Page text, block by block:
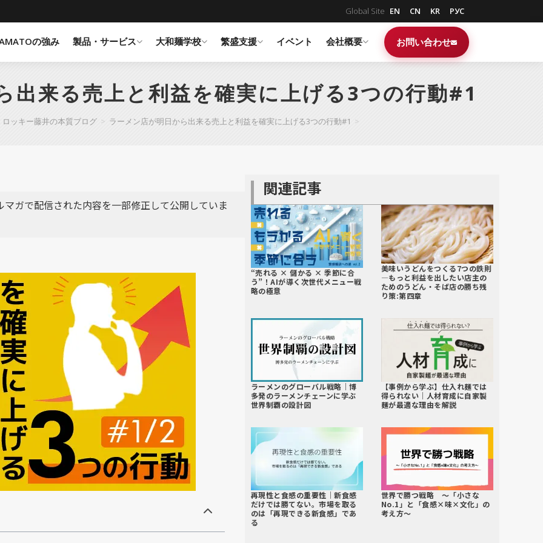
Global Site EN CN KR РУС
の強み 製品・サービス 大和麺学校 繁盛支援 イベント 会社概要 お問い合わせ
出来る売上と利益を確実に上げる3つの行動#1
ロッキー藤井の本質ブログ > ラーメン店が明日から出来る売上と利益を確実に上げる3つの行動#1 >
ガで配信された内容を一部修正して公開していま
関連記事
“売れる × 儲かる × 季節に合
う”！AIが導く次世代メニュー戦
略の極意
美味いうどんをつくる7つの鉄則
―もっと利益を出したい店主の
ためのうどん・そば店の勝ち残
り策:第四章
ラーメンのグローバル戦略｜博
多発のラーメンチェーンに学ぶ
世界制覇の設計図
【事例から学ぶ】仕入れ麺では
得られない｜人材育成に自家製
麺が最適な理由を解説
再現性と食感の重要性｜新食感
だけでは勝てない。市場を取る
のは「再現できる新食感」であ
る
世界で勝つ戦略 〜「小さな
No.1」と「食感×味×文化」の
考え方〜